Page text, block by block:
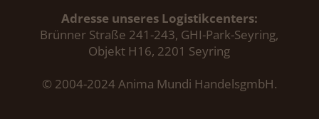
Adresse unseres Logistikcenters:
Brünner Straße 241-243, GHI-Park-Seyring,
Objekt H16, 2201 Seyring
© 2004-2024 Anima Mundi HandelsgmbH.